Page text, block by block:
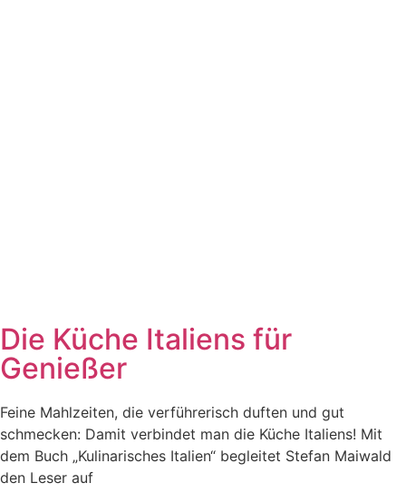
Die Küche Italiens für
Genießer
Feine Mahlzeiten, die verführerisch duften und gut
schmecken: Damit verbindet man die Küche Italiens! Mit
dem Buch „Kulinarisches Italien“ begleitet Stefan Maiwald
den Leser auf